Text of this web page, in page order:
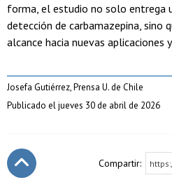
forma, el estudio no solo entrega
detección de carbamazepina, sino
alcance hacia nuevas aplicaciones
Josefa Gutiérrez, Prensa U. de Chile
Publicado el jueves 30 de abril de 2026
Compartir: